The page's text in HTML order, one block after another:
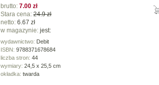
brutto: 7.00 zł
Stara cena: 24.9 zł
netto: 6.67 zł
w magazynie: jest:
wydawnictwo: Debit
ISBN: 9788371678684
liczba stron: 44
wymiary: 24,5 x 25,5 cm
okładka: twarda